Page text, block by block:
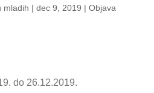
mladih | dec 9, 2019 | Objava
do 26.12.2019.